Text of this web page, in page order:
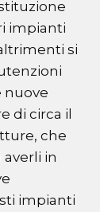
impianti
si
nuove
di circa il
che
in
impianti